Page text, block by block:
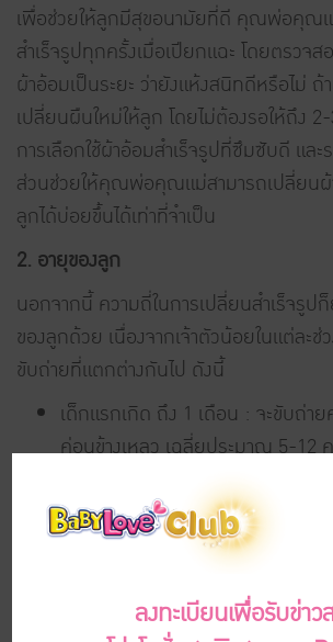
เพื่อช่วยให้ลูกมีสุขอนามัยที่ดี คุณพ่อคุณแ
สำเร็จรูปทุกครั้งเมื่อเปียกแฉะ โดยตรวจ
ผ้าอ้อมเป็นระยะ ว่ายังแห้งสนิทดีหรือไม่ ถ้
เปลี่ยนผืนใหม่ให้ลูก โดยไม่ต้องรอให้ถึง 2-
การเลือกใช้ผ้าอ้อมสำเร็จรูปที่ซึมซับดี และ
ส่วนช่วยให้คุณพ่อคุณแม่สามารถเปลี่ยนผ้
ลูกได้บ่อยขึ้นได้เท่าที่จำเป็น
2. อายุของลูก
นอกจากนี้ ความถี่ในการเปลี่ยนสำเร็จรูป
ของลูกด้วย เนื่องจากเจ้าตัวน้อยในแต่ละช่
ขับถ่ายที่แตกต่างกันไป ดังนี้
เด็กแรกเกิด ถึง 1 เดือน : จะขับถ่าย
ค่อนข้างเหลว เฉลี่ยประมาณ 5-12
ปริมาณน้ำนมที่ดื่ม จึงต้องเปลี่ยนผ้
บ่อย กล่าวคือ ทุกครั้งที่มีการอุจจาร
ใหม่ทันที โดยลูกมักจะอุจจาระขณะกิ
ถ่ายอุจจาระน้อยลงเหลือประมาณวัน